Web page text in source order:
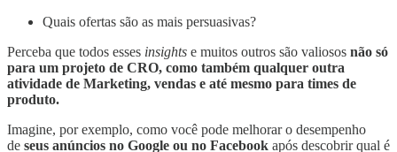
Quais ofertas são as mais persuasivas?
Perceba que todos esses insights e muitos outros são valiosos não só
para um projeto de CRO, como também qualquer outra
atividade de Marketing, vendas e até mesmo para times de
produto.
Imagine, por exemplo, como você pode melhorar o desempenho
de seus anúncios no Google ou no Facebook após descobrir qual é